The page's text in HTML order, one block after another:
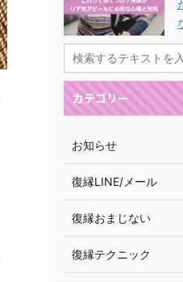
カテゴリー
お知らせ
復縁LINE/メール
復縁おまじない
復縁テクニック